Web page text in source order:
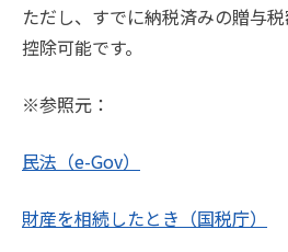
ただし、すでに納税済みの贈与
控除可能です。
※参照元：
民法（e-Gov）
財産を相続したとき（国税庁）